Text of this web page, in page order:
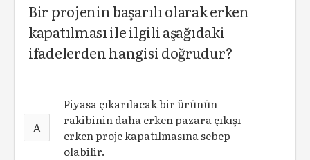
Bir projenin başarılı olarak erken
kapatılması ile ilgili aşağıdaki
ifadelerden hangisi doğrudur?
A
Piyasa çıkarılacak bir ürünün
rakibinin daha erken pazara çıkışı
erken proje kapatılmasına sebep
olabilir.